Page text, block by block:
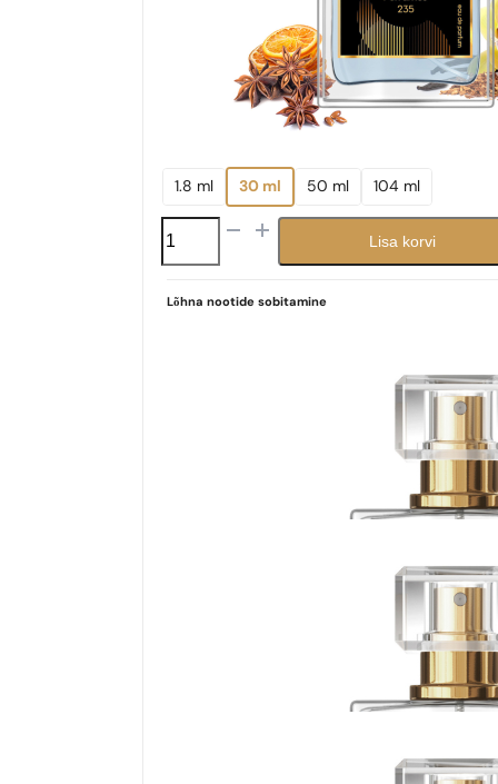
1.8 ml 30 ml 50 ml 104 ml
235
kogus
Lisa korvi
Lõhna nootide sobitamine